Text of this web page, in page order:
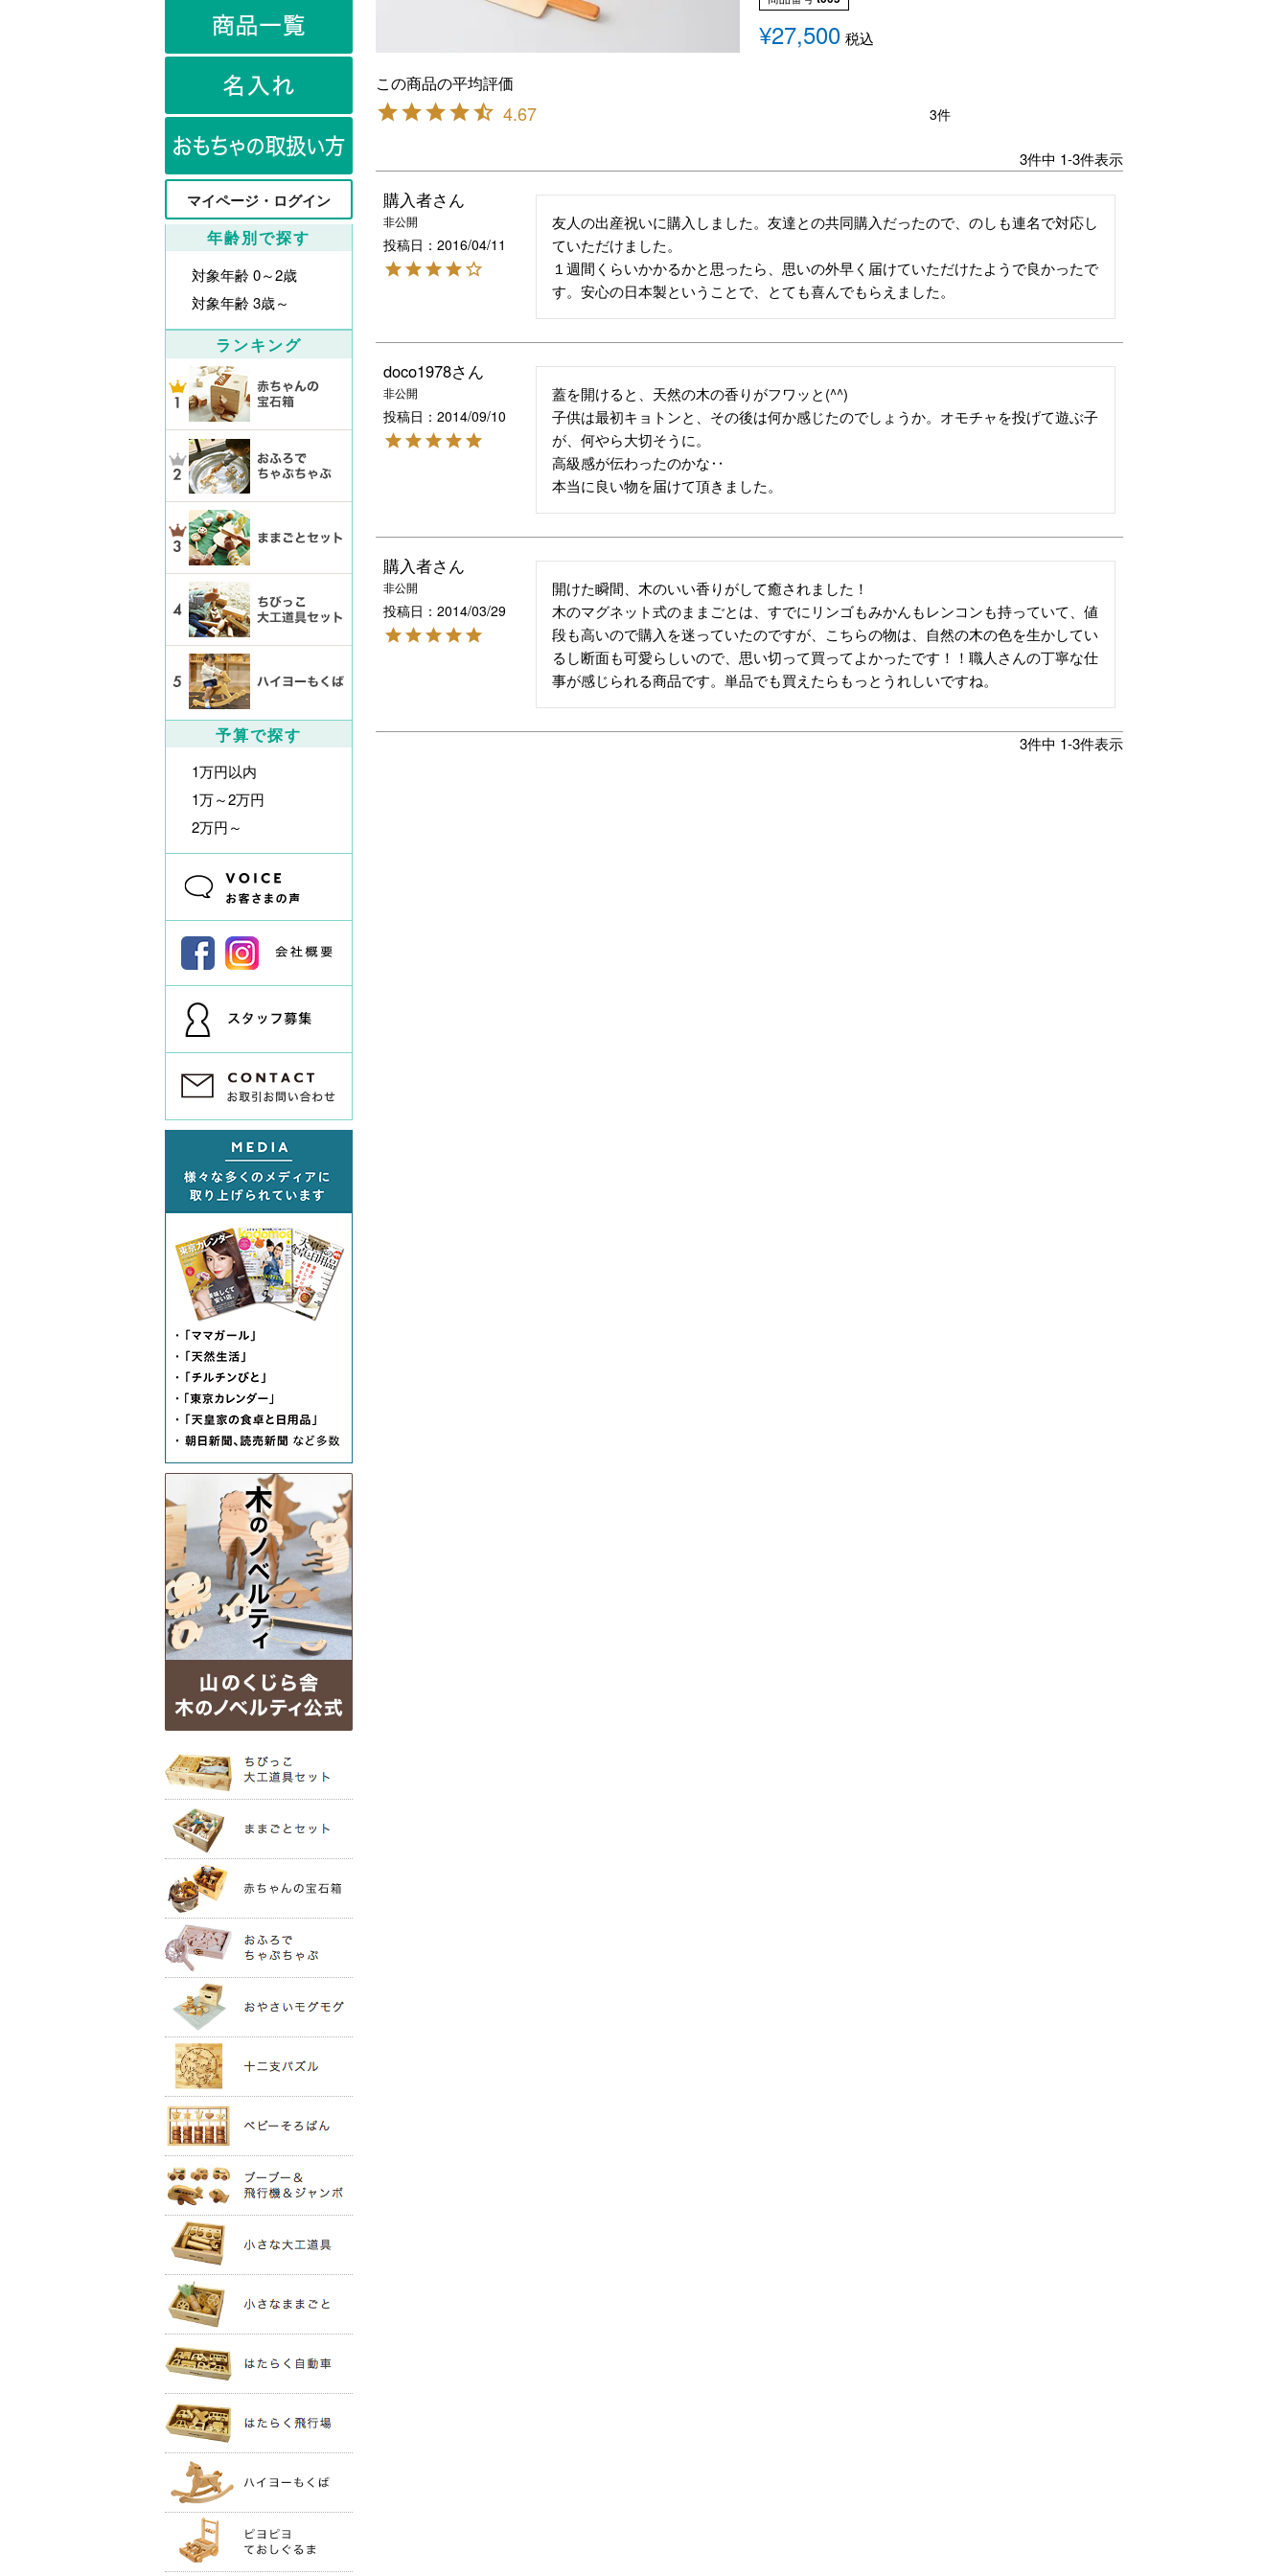
マイページ・ログイン
年齢別で探す
対象年齢 0～2歳
対象年齢 3歳～
ランキング
予算で探す
1万円以内
1万～2万円
2万円～
¥27,500 税込
4.67 3
3件中 1-3件表示
購入者
非公開
投稿日 2016/04/11
友人の出産祝いに購入しました。友達との共同購入だったので、のしも連名で対応し
ていただけました。
１週間くらいかかるかと思ったら、思いの外早く届けていただけたようで良かったで
す。安心の日本製ということで、とても喜んでもらえました。
doco1978
非公開
投稿日 2014/09/10
蓋を開けると、天然の木の香りがフワッと(^^)
子供は最初キョトンと、その後は何か感じたのでしょうか。オモチャを投げて遊ぶ子
が、何やら大切そうに。
高級感が伝わったのかな‥
本当に良い物を届けて頂きました。
購入者
非公開
投稿日 2014/03/29
開けた瞬間、木のいい香りがして癒されました！
木のマグネット式のままごとは、すでにリンゴもみかんもレンコンも持っていて、値
段も高いので購入を迷っていたのですが、こちらの物は、自然の木の色を生かしてい
るし断面も可愛らしいので、思い切って買ってよかったです！！職人さんの丁寧な仕
事が感じられる商品です。単品でも買えたらもっとうれしいですね。
3件中 1-3件表示